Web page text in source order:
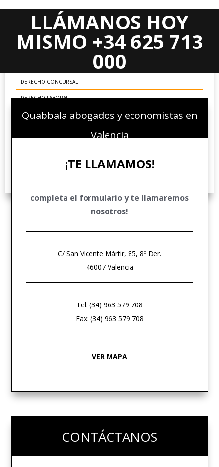
Areas Jurídicas
DERECHO CIVIL
DERECHO CONCURSAL
DERECHO LABORAL
DERECHO ADMINISTRATIVO
DERECHO FINANCIERO Y TRIBUTARIO
DERECHO COMUNITARIO EUROPEO E INTERNACIONAL
LLÁMANOS HOY
MISMO +34 625 713
000
Quabbala abogados y economistas en
Valencia
¡TE LLAMAMOS!
completa el formulario y te llamaremos
nosotros!
C/ San Vicente Mártir, 85, 8º Der.
46007 Valencia
Tel: (34) 963 579 708
Fax: (34) 963 579 708
VER MAPA
CONTÁCTANOS